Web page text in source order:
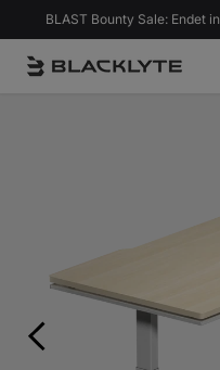
Zum Inhalt springen
BLAST Bounty Sale: Endet in